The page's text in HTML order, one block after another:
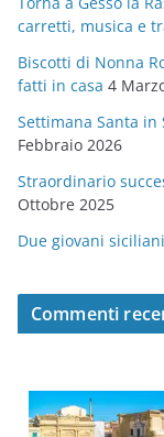
o
r
i
e
carretti, musica e
Biscotti di Nonna
fatti in casa 4
Settimana Santa
Febbraio 2026
Straordinario
Ottobre 2025
Due giovani
Commenti